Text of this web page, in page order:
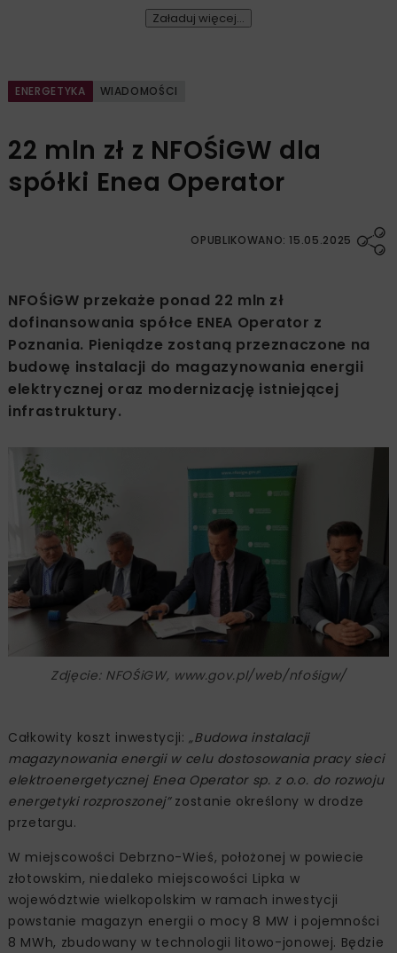
Załaduj więcej...
ENERGETYKA WIADOMOŚCI
22 mln zł z NFOŚiGW dla
spółki Enea Operator
OPUBLIKOWANO: 15.05.2025
NFOŚiGW przekaże ponad 22 mln zł
dofinansowania spółce ENEA Operator z
Poznania. Pieniądze zostaną przeznaczone na
budowę instalacji do magazynowania energii
elektrycznej oraz modernizację istniejącej
infrastruktury.
Zdjęcie: NFOŚiGW, www.gov.pl/web/nfośigw/
Całkowity koszt inwestycji: „Budowa instalacji
magazynowania energii w celu dostosowania pracy sieci
elektroenergetycznej Enea Operator sp. z o.o. do rozwoju
energetyki rozproszonej”zostanie określony w drodze
przetargu.
W miejscowości Debrzno-Wieś, położonej w powiecie
złotowskim, niedaleko miejscowości Lipka w
województwie wielkopolskim w ramach inwestycji
powstanie magazyn energii o mocy 8 MW i pojemności
8 MWh, zbudowany w technologii litowo-jonowej. Będzie